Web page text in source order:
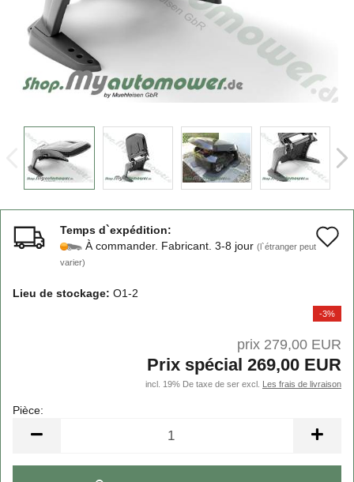
Temps d`expédition:
À commander. Fabricant. 3-8 jour (l`étranger peut
varier)
Lieu de stockage: O1-2
-3%
prix 279,00 EUR
Prix ​​spécial 269,00 EUR
incl. 19% De taxe de ser excl. Les frais de livraison
Pièce: